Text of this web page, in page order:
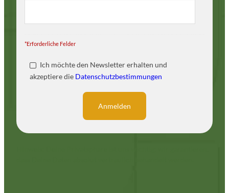
*Erforderliche Felder
Ich möchte den Newsletter erhalten und
akzeptiere die Datenschutzbestimmungen